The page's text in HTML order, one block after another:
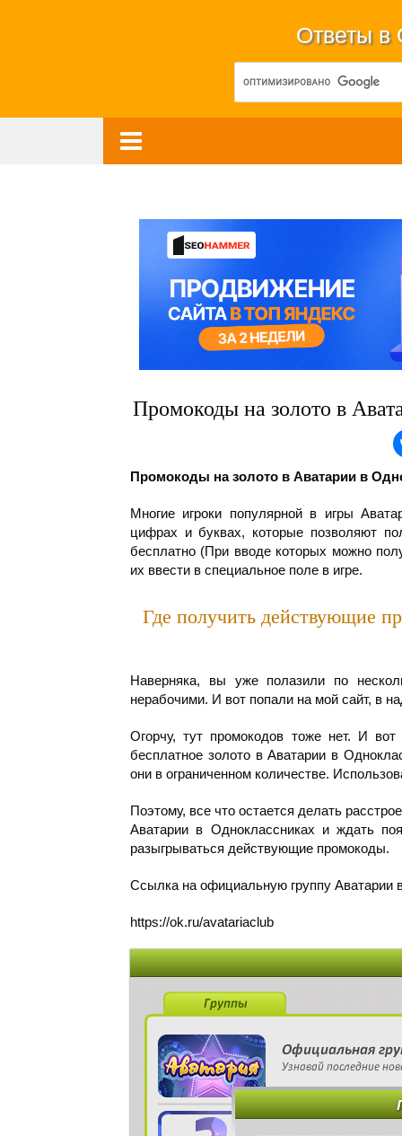
Ответы в
Промокоды на золото в
Промокоды на золото в Аватарии в
Многие игроки популярной в игры
цифрах и буквах, которые позволяют
бесплатно (При вводе которых можно
их ввести в специальное поле в игре.
Где получить действующие
Наверняка, вы уже полазили по
нерабочими. И вот попали на мой сайт, в
Огорчу, тут промокодов тоже нет. И
бесплатное золото в Аватарии в
они в ограниченном количестве.
Поэтому, все что остается делать
Аватарии в Одноклассниках и ждать
разыгрываться действующие промокоды.
Ссылка на официальную группу Аватарии
https://ok.ru/avatariaclub